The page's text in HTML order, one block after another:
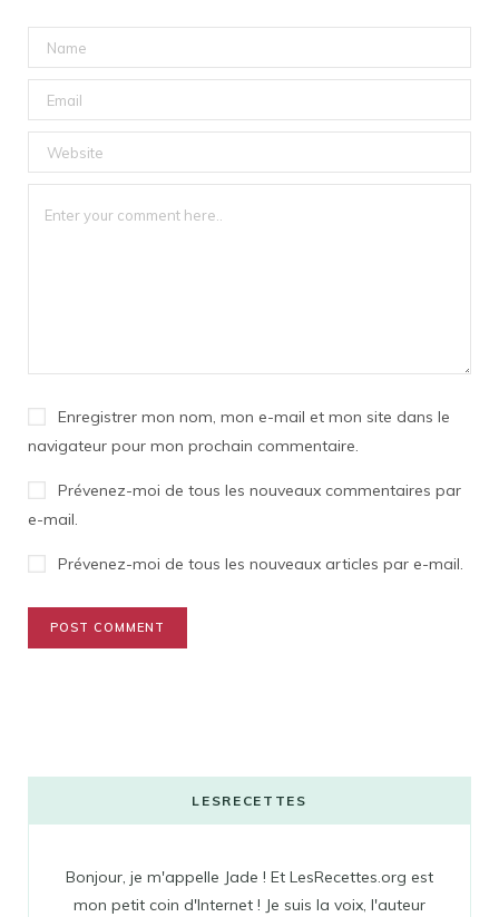
Enregistrer mon nom, mon e-mail et mon site dans le
navigateur pour mon prochain commentaire.
Prévenez-moi de tous les nouveaux commentaires par
e-mail.
Prévenez-moi de tous les nouveaux articles par e-mail.
LESRECETTES
Bonjour, je m'appelle Jade ! Et LesRecettes.org est
mon petit coin d'Internet ! Je suis la voix, l'auteur